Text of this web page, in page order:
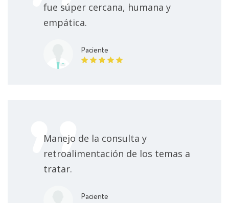
Coaching Empresarial
Visita Psicología
Terapia Breve 90000 $
fue súper cercana, humana y
empática.
Paciente
Manejo de la consulta y
retroalimentación de los temas a
tratar.
Paciente